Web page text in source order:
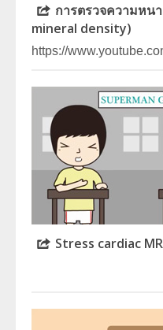
การตรวจความหน
mineral density)
https://
Stress cardiac